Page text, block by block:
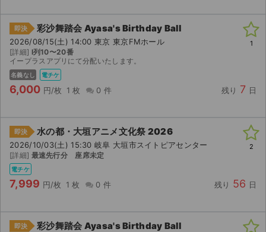
演劇・ミュージカル
ご利用ガイド
手数料・お支払い方法
AIに質問する
よくある質問
即決 彩沙舞踏会 Ayasa's Birthday Ball
2026/08/15(土) 14:00 東京 東京FMホール
[詳細] I列10〜20番
イープラスアプリにて分配いたします。
名義なし 電チケ
6,000 円/枚 1 枚 0 件 残り 7 日
1
即決 水の都・大垣アニメ文化祭 2026
2026/10/03(土) 15:30 岐阜 大垣市スイトピアセンター
[詳細] 最速先行分 座席未定
電チケ
7,999 円/枚 1 枚 0 件 残り 56 日
2
即決 彩沙舞踏会 Ayasa's Birthday Ball